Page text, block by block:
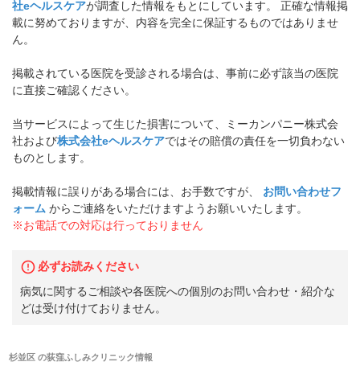
社eヘルスケアが調査した情報をもとにしています。 正確な情報掲
載に努めておりますが、内容を完全に保証するものではありませ
ん。
掲載されている医院を受診される場合は、事前に必ず該当の医院
に直接ご確認ください。
当サービスによって生じた損害について、ミーカンパニー株式会
社および株式会社eヘルスケアではその賠償の責任を一切負わない
ものとします。
掲載情報に誤りがある場合には、お手数ですが、
お問い合わせフ
ォーム からご連絡をいただけますようお願いいたします。
※お電話での対応は行っておりません
必ずお読みください
病気に関するご相談や各医院への個別のお問い合わせ・紹介な
どは受け付けておりません。
杉並区の荻窪ふしみクリニック情報